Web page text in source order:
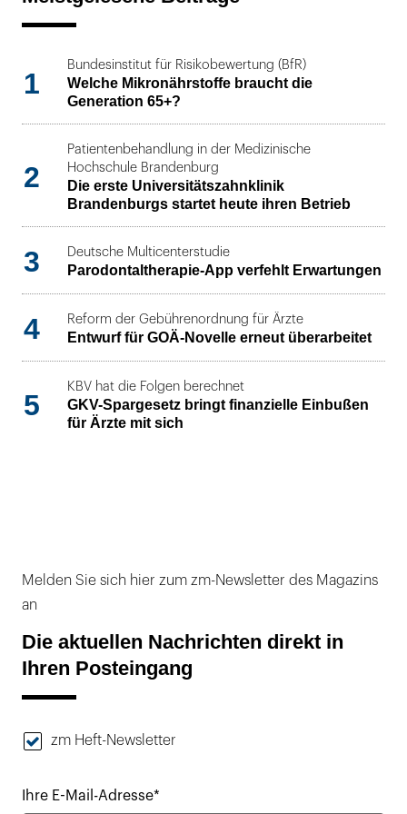
1
Bundesinstitut für Risikobewertung (BfR)
Welche Mikronährstoffe braucht die
Generation 65+?
2
Patientenbehandlung in der Medizinische
Hochschule Brandenburg
Die erste Universitätszahnklinik
Brandenburgs startet heute ihren Betrieb
3 Deutsche Multicenterstudie
Parodontaltherapie-App verfehlt Erwartungen
4 Reform der Gebührenordnung für Ärzte
Entwurf für GOÄ-Novelle erneut überarbeitet
5
KBV hat die Folgen berechnet
GKV-Spargesetz bringt finanzielle Einbußen
für Ärzte mit sich
Melden Sie sich hier zum zm-Newsletter des Magazins
an
Die aktuellen Nachrichten direkt in
Ihren Posteingang
zm Heft-Newsletter
Ihre E-Mail-Adresse*